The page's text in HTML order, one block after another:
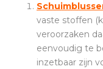
vaste stoffen
veroorzaken
eenvoudig te
inzetbaar zijn